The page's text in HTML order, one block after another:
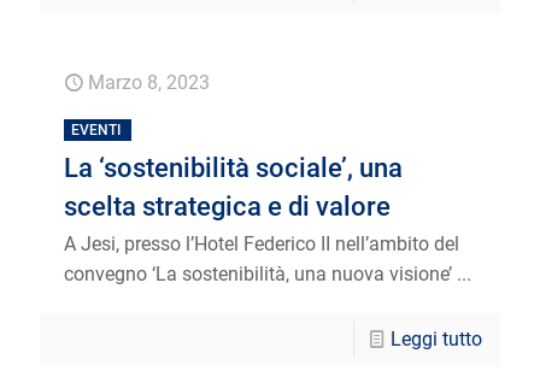
Marzo 8, 2023
EVENTI
La ‘sostenibilità sociale’, una
scelta strategica e di valore
A Jesi, presso l’Hotel Federico II nell’ambito del
convegno ‘La sostenibilità, una nuova visione’ ...
Leggi tutto